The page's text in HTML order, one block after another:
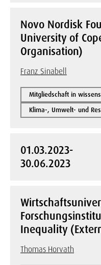
Novo Nordisk
University of
Organisation)
Franz Sinabell
Mitgliedschaft in
Klima-, Umwelt- und
01.03.2023-
30.06.2023
Inequality
Thomas Horvath